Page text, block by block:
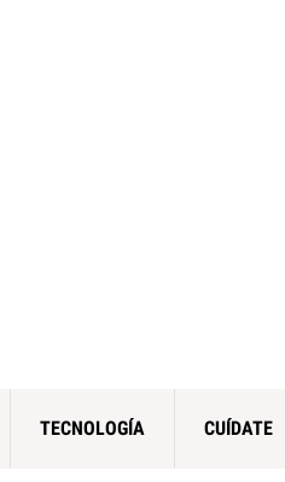
TECNOLOGÍA CUÍDATE